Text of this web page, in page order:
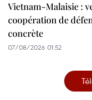
Vietnam-Malaisie :
coopération de
concrète
07/08/2026 01:52